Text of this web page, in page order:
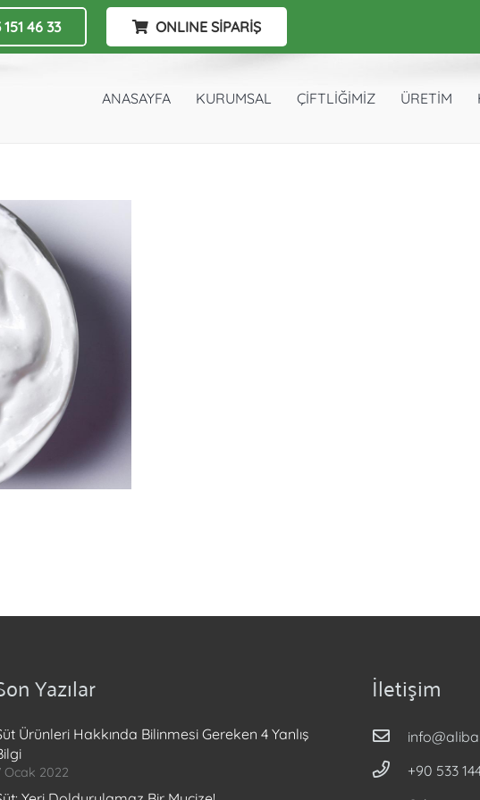
46 33 ONLINE SİPARİŞ
ANASAYFA KURUMSAL ÇİFTLİĞİMİZ ÜRETİM
Yazılar
Ürünleri Hakkında Bilinmesi Gereken 4 Yanlış
Ocak 2022
İletişim
+90 533